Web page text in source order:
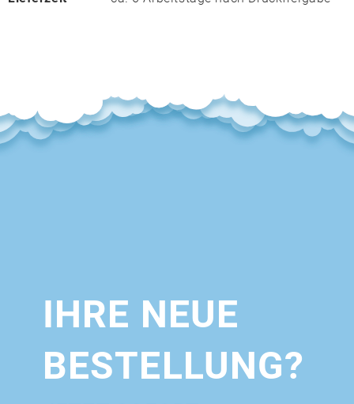
IHRE NEUE
BESTELLUNG?